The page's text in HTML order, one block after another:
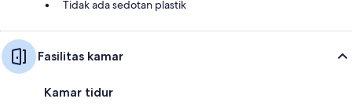
Tidak ada sedotan plastik
Fasilitas kamar
Kamar tidur